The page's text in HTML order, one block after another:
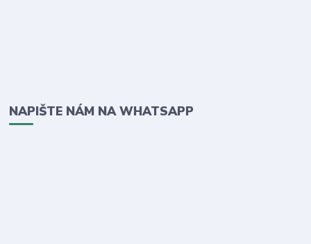
NAPIŠTE NÁM NA WHATSAPP